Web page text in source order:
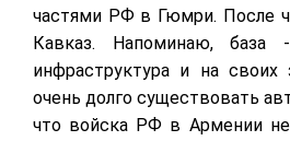
частями РФ в Гюмри. После
Кавказ. Напоминаю, база
инфраструктура и на своих
очень долго существовать
что войска РФ в Армении